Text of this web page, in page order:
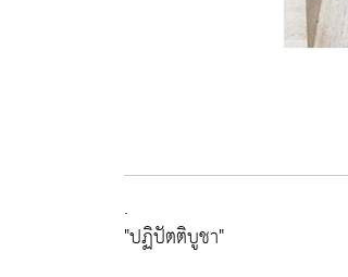
.
"ปฏิปัตติบูชา"